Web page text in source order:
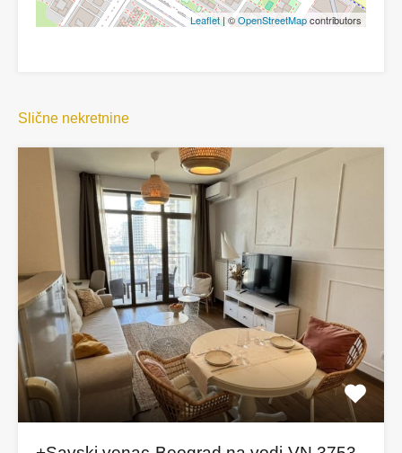
Leaflet| ©OpenStreetMapcontributors
Slične nekretnine